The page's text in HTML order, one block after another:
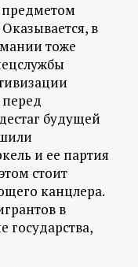
предметом
в
тоже
будущей
и ее партия
стоит
канцлера.
в
государства,